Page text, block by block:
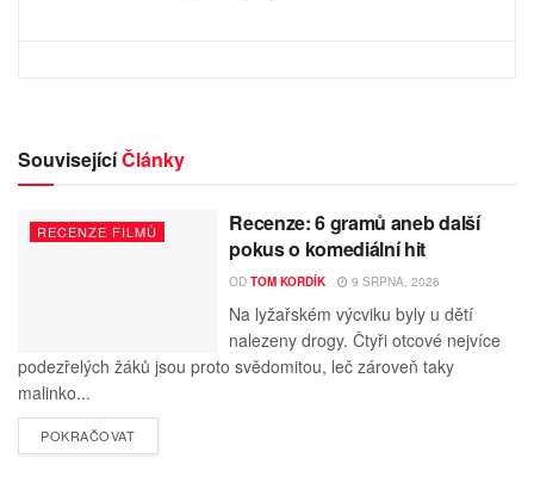
SouvisejícíČlánky
RECENZE FILMŮ
Recenze: 6 gramů aneb další
pokus o komediální hit
OD TOM KORDÍK 9 SRPNA, 2026
Na lyžařském výcviku byly u dětí
nalezeny drogy. Čtyři otcové nejvíce
podezřelých žáků jsou proto svědomitou, leč zároveň taky
malinko...
POKRAČOVAT